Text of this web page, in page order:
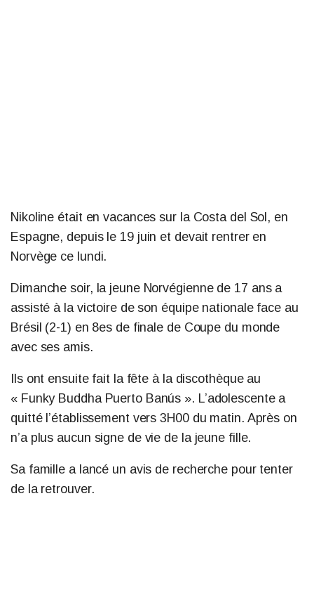
Nikoline était en vacances sur la Costa del Sol, en
Espagne, depuis le 19 juin et devait rentrer en
Norvège ce lundi.
Dimanche soir, la jeune Norvégienne de 17 ans a
assisté à la victoire de son équipe nationale face au
Brésil (2-1) en 8es de finale de Coupe du monde
avec ses amis.
Ils ont ensuite fait la fête à la discothèque au
« Funky Buddha Puerto Banús ». L’adolescente a
quitté l’établissement vers 3H00 du matin. Après on
n’a plus aucun signe de vie de la jeune fille.
Sa famille a lancé un avis de recherche pour tenter
de la retrouver.